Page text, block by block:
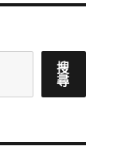
搜
尋